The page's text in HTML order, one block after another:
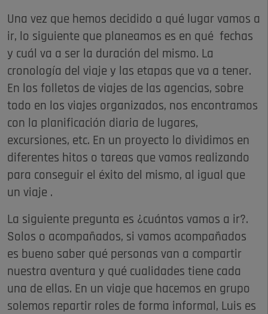
Una vez que hemos decidido a qué lugar vamos a
ir, lo siguiente que planeamos es en qué fechas
y cuál va a ser la duración del mismo. La
cronología del viaje y las etapas que va a tener.
En los folletos de viajes de las agencias, sobre
todo en los viajes organizados, nos encontramos
con la planificación diaria de lugares,
excursiones, etc. En un proyecto lo dividimos en
diferentes hitos o tareas que vamos realizando
para conseguir el éxito del mismo, al igual que
un viaje .
La siguiente pregunta es ¿cuántos vamos a ir?.
Solos o acompañados, si vamos acompañados
es bueno saber qué personas van a compartir
nuestra aventura y qué cualidades tiene cada
una de ellas. En un viaje que hacemos en grupo
solemos repartir roles de forma informal, Luis es